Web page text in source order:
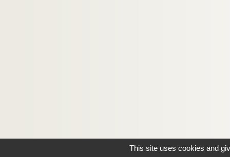
This site uses cookies and